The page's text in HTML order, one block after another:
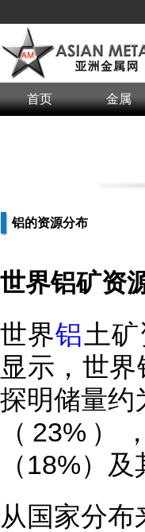
首页 金属
铝的资源分布
世界铝矿资
世界铝土
显示，世
探明储量约
（23%
（18%）
从国家分